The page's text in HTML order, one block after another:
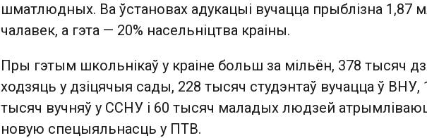
шматлюдных. Ва ўстановах адукацыі вучацца прыблізна 1,87
чалавек, а гэта — 20% насельніцтва краіны.
Пры гэтым школьнікаў у краіне больш за мільён, 378 тысяч
ходзяць у дзіцячыя сады, 228 тысяч студэнтаў вучацца ў ВНУ,
тысяч вучняў у ССНУ і 60 тысяч маладых людзей
новую спецыяльнасць у ПТВ.